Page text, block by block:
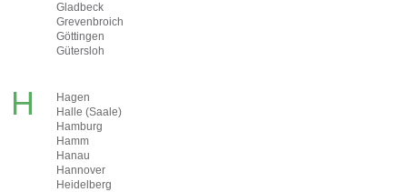
Gladbeck
Grevenbroich
Göttingen
Gütersloh
H
Hagen
Halle (Saale)
Hamburg
Hamm
Hanau
Hannover
Heidelberg